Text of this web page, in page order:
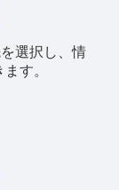
選択し、情
す。